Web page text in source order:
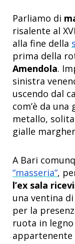
Parliamo di
risalente al
alla fine della
prima della
Amendola.
sinistra
uscendo dal
com’è da
metallo,
gialle
A Bari
“masseria”,
l’ex sala
una ventina
per la
ruota in
appartenente